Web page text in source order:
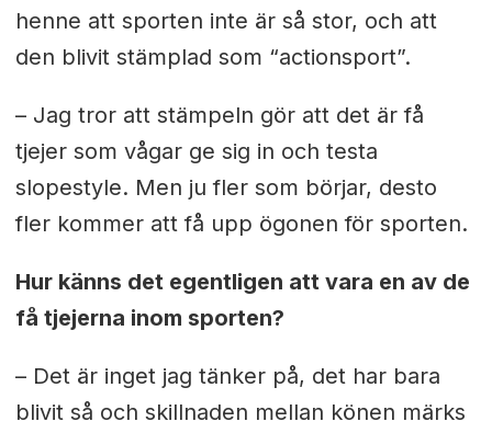
henne att sporten inte är så stor, och att
den blivit stämplad som “actionsport”.
– Jag tror att stämpeln gör att det är få
tjejer som vågar ge sig in och testa
slopestyle. Men ju fler som börjar, desto
fler kommer att få upp ögonen för sporten.
Hur känns det egentligen att vara en av de
få tjejerna inom sporten?
– Det är inget jag tänker på, det har bara
blivit så och skillnaden mellan könen märks